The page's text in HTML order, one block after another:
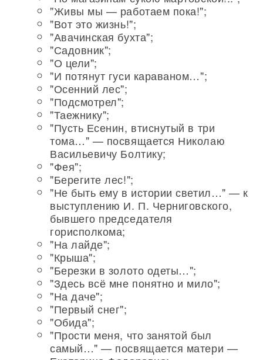
"Живы мы — работаем пока!";
"Вот это жизнь!";
"Авачинская бухта";
"Садовник";
"О цели";
"И потянут гуси караваном…";
"Осенний лес";
"Подсмотрел";
"Таежнику";
"Пусть Есенин, втиснутый в три
тома…" — посвящается Николаю
Васильевичу Болтику;
"Фея";
"Берегите лес!";
"Не быть ему в истории светил…" — к
выступлению И. П. Черниговского,
бывшего председателя
горисполкома;
"На лайде";
"Крыша";
"Березки в золото одеты…";
"Здесь всё мне понятно и мило";
"На даче";
"Первый снег";
"Обида";
"Прости меня, что занятой был
самый…" — посвящается матери —